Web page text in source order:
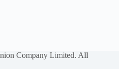
Company Limited. All